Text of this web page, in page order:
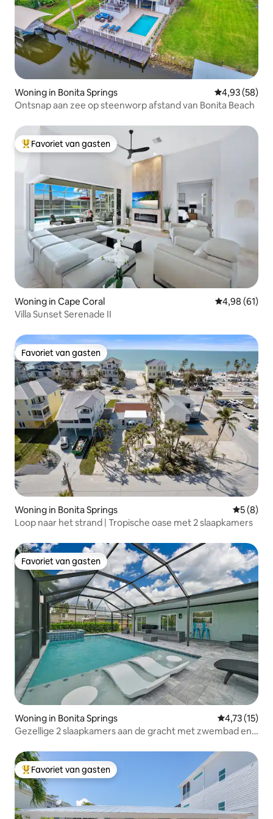
Woning in Bonita Springs Gemiddelde
4,93 (58)
Ontsnap aan zee op steenworp afstand van Bonita Beach
Topfavoriet van gasten
Favoriet van gasten
Woning in Cape Coral Gemiddelde
4,98 (61)
Villa Sunset Serenade II
Favoriet van gasten
Favoriet van gasten
Woning in Bonita Springs
5 (8)
Loop naar het strand | Tropische oase met 2 slaapkamers
Favoriet van gasten
Favoriet van gasten
Woning in Bonita Springs Gemiddelde
4,73 (15)
Gezellige 2 slaapkamers aan de gracht met zwembad en
Topfavoriet van gasten
Favoriet van gasten